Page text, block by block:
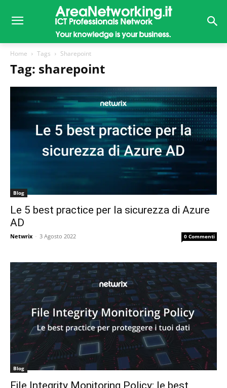
Home Tags Sharepoint
Tag: sharepoint
Blog
Le 5 best practice per la sicurezza di Azure
AD
Netwrix - 3 Agosto 2022 0 Commenti
Blog
File Integrity Monitoring Policy: le best